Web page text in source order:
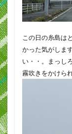
この日の糸島は
かった気がしま
い・・。まっし
霧吹きをかけら